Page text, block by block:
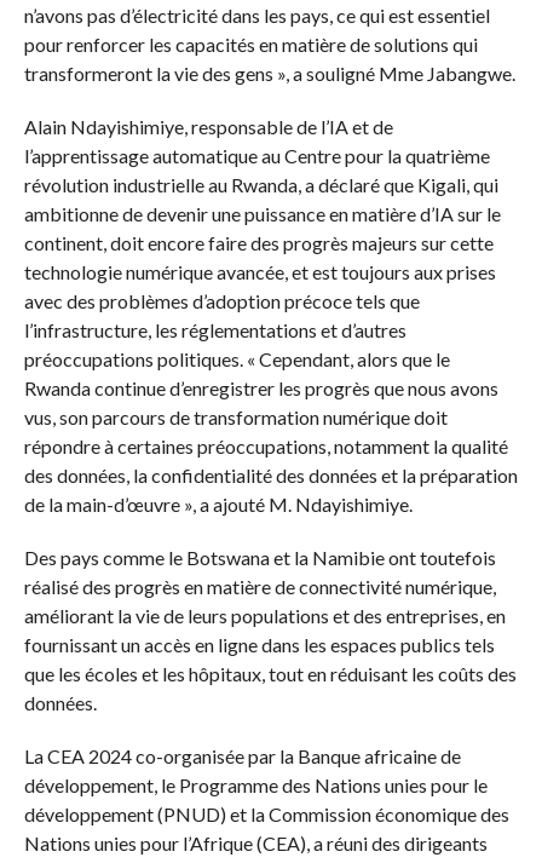
n’avons pas d’électricité dans les pays, ce qui est essentiel
pour renforcer les capacités en matière de solutions qui
transformeront la vie des gens », a souligné Mme Jabangwe.
Alain Ndayishimiye, responsable de l’IA et de
l’apprentissage automatique au Centre pour la quatrième
révolution industrielle au Rwanda, a déclaré que Kigali, qui
ambitionne de devenir une puissance en matière d’IA sur le
continent, doit encore faire des progrès majeurs sur cette
technologie numérique avancée, et est toujours aux prises
avec des problèmes d’adoption précoce tels que
l’infrastructure, les réglementations et d’autres
préoccupations politiques. « Cependant, alors que le
Rwanda continue d’enregistrer les progrès que nous avons
vus, son parcours de transformation numérique doit
répondre à certaines préoccupations, notamment la qualité
des données, la confidentialité des données et la préparation
de la main-d’œuvre », a ajouté M. Ndayishimiye.
Des pays comme le Botswana et la Namibie ont toutefois
réalisé des progrès en matière de connectivité numérique,
améliorant la vie de leurs populations et des entreprises, en
fournissant un accès en ligne dans les espaces publics tels
que les écoles et les hôpitaux, tout en réduisant les coûts des
données.
La CEA 2024 co-organisée par la Banque africaine de
développement, le Programme des Nations unies pour le
développement (PNUD) et la Commission économique des
Nations unies pour l’Afrique (CEA), a réuni des dirigeants